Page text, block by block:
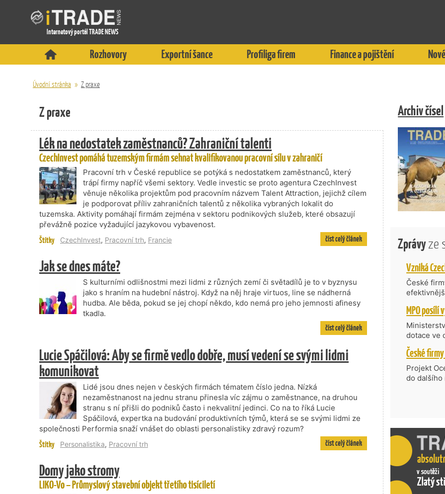
Internetový portál TRADE NEWS
Rozhovory Exportní šance Profiliga firem Finance a pojištění
Úvodní stránka » Z praxe
Z praxe
Lék na nedostatek zaměstnanců? Zahraniční talenti
CzechInvest pomáhá tuzemským firmám sehnat kvalifikovanou pracovní sílu v zahraničí
Pracovní trh v České republice se potýká s nedostatkem zaměstnanců, který
trápí firmy napříč všemi sektory. Vedle investic se proto agentura CzechInvest
věnuje několika projektům pod pracovním názvem Talent Attraction, jejichž cílem
je podporovat příliv zahraničních talentů z několika vybraných lokalit do
tuzemska. Aktivity pomáhají firmám zejména v sektoru podnikových služeb, které obsazují
převážně pozice vyžadující jazykovou vybavenost.
Štítky CzechInvest, Pracovní trh, Francie číst celý článek
Jak se dnes máte?
S kulturními odlišnostmi mezi lidmi z různých zemí či světadílů je to v byznysu
jako s hraním na hudební nástroj. Když na něj hraje virtuos, line se nádherná
hudba. Ale běda, pokud se jej chopí někdo, kdo nemá pro jeho jemnosti afinesy
tkadla.
číst celý článek
Lucie Spáčilová: Aby se firmě vedlo dobře, musí vedení se svými lidmi
komunikovat
Lidé jsou dnes nejen v českých firmách tématem číslo jedna. Nízká
nezaměstnanost na jednu stranu přinesla víc zájmu o zaměstnance, na druhou
stranu s ní přišli do podniků často i nekvalitní jedinci. Co na to říká Lucie
Spáčilová, expertka na budování produktivních týmů, která se se svými lidmi ze
společnosti Performia snaží vnášet do oblasti personalistiky zdravý rozum?
Štítky Personalistika, Pracovní trh číst celý článek
Domy jako stromy
LIKO-Vo – Průmyslový stavební objekt třetího tisíciletí
Archiv čísel
Zprávyze
České
nabídne
zahraniční
dotace ve
Transfer,
Částkou
umělé
do
Projekt
do dalšího
prosazují
nejen
příběh.